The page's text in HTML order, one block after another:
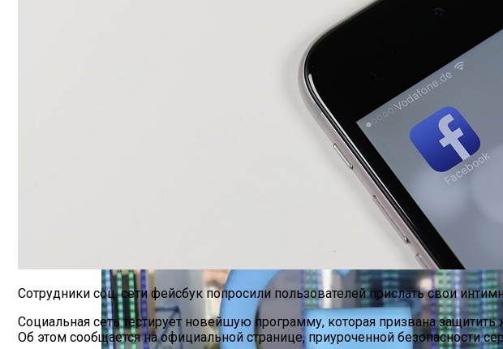
Марина Неёлова Госпитализирована, Какая Причина
Новое Программное Обеспечение С Открытым Исходным
Сотрудники соц. сети фейсбук попросили пользователей прислать свои
Социальная сеть тестирует новейшую программу, которая призвана
Об этом сообщается на официальной странице, приуроченной безопасности